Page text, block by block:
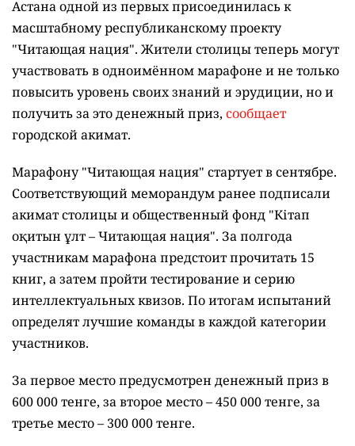
Астана одной из первых присоединилась к
масштабному республиканскому проекту
"Читающая нация". Жители столицы теперь могут
участвовать в одноимённом марафоне и не только
повысить уровень своих знаний и эрудиции, но и
получить за это денежный приз, сообщает
городской акимат.
Марафону "Читающая нация" стартует в сентябре.
Соответствующий меморандум ранее подписали
акимат столицы и общественный фонд "Кітап
оқитын ұлт – Читающая нация". За полгода
участникам марафона предстоит прочитать 15
книг, а затем пройти тестирование и серию
интеллектуальных квизов. По итогам испытаний
определят лучшие команды в каждой категории
участников.
За первое место предусмотрен денежный приз в
600 000 тенге, за второе место – 450 000 тенге, за
третье место – 300 000 тенге.